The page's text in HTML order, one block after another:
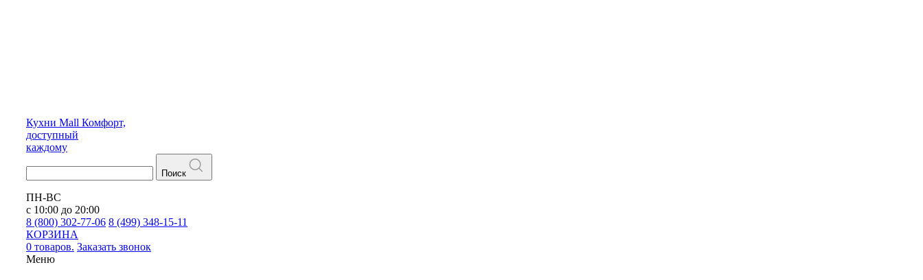
Кухни Mall Комфорт,
доступный
каждому
Поиск
ПН-ВС
с 10:00 до 20:00
8 (800) 302-77-06 8 (499) 348-15-11
КОРЗИНА
0 товаров. Заказать звонок
Меню